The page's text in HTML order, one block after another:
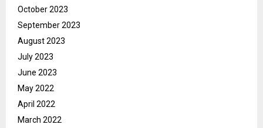
October 2023
September 2023
August 2023
July 2023
June 2023
May 2022
April 2022
March 2022